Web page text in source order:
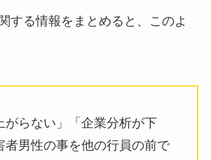
する情報をまとめると、このよ
がらない」「企業分析が下
者男性の事を他の行員の前で